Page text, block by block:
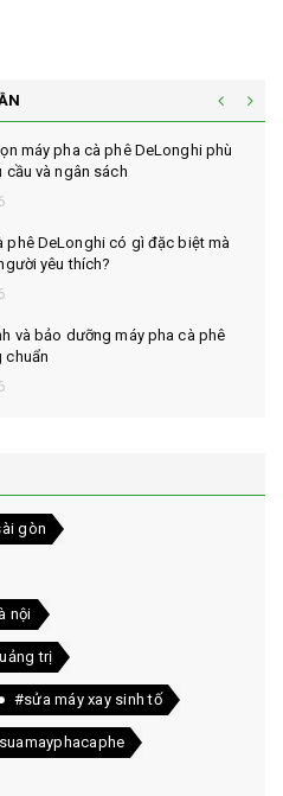
máy pha cà phê DeLonghi phù
cầu và ngân sách
phê DeLonghi có gì đặc biệt mà
yêu thích?
và bảo dưỡng máy pha cà phê
chuẩn
gòn
nội
trị
#sửa máy xay sinh tố